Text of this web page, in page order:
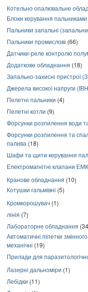
Котельно опалювальне
Блоки керування пальниками
Пальники запальні
Пальники промислові (66)
Датчики-реле контролю
Додаткове обладнання (18)
Запально-захисні пристрої
Джерела високої напруги
Пелетні пальники (4)
Пелетні котли (9)
Форсунки розпилення води
Форсунки розпилення та
палива (18)
Шафи та щити керування
Електромагнітні клапани
Кранове обладнання (10)
Котушки гальмівні (5)
Кромкорошувач (1)
лінія (7)
Лабораторне обладнання
Автоматичні піпетки
механічні (19)
Прилади для
Лазерні дальноміри (1)
Лебідки (11)